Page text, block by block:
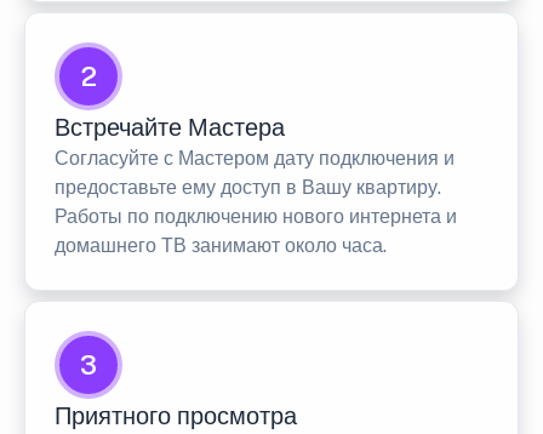
2
Встречайте Мастера
Согласуйте с Мастером дату подключения и
предоставьте ему доступ в Вашу квартиру.
Работы по подключению нового интернета и
домашнего ТВ занимают около часа.
3
Приятного просмотра